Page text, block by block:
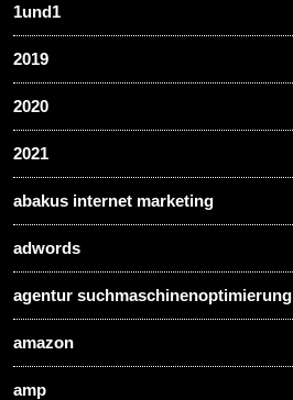
1und1
2019
2020
2021
abakus internet marketing
adwords
agentur suchmaschinenoptimierung
amazon
amp